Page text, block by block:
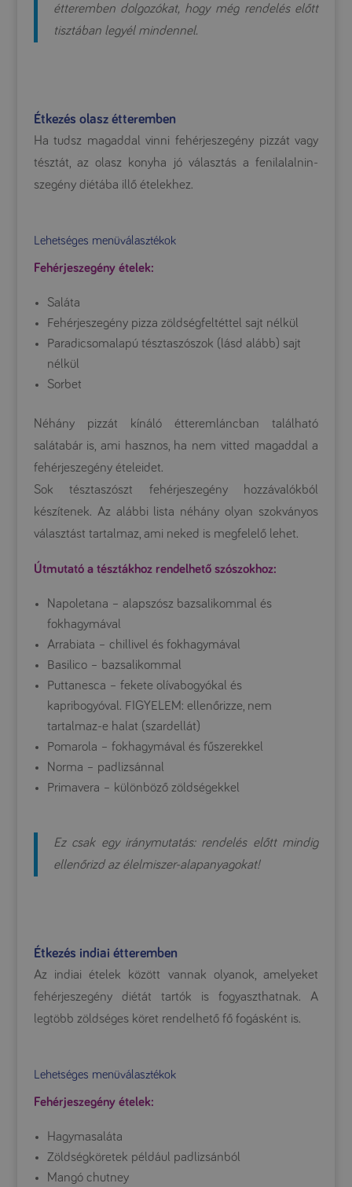
étteremben dolgozókat, hogy még rendelés előtt
tisztában legyél mindennel.
Étkezés olasz étteremben
Ha tudsz magaddal vinni fehérjeszegény pizzát vagy
tésztát, az olasz konyha jó választás a fenilalalnin-
szegény diétába illő ételekhez.
Lehetséges menüválasztékok
Fehérjeszegény ételek:
Saláta
Fehérjeszegény pizza zöldségfeltéttel sajt nélkül
Paradicsomalapú tésztaszószok (lásd alább) sajt
nélkül
Sorbet
Néhány pizzát kínáló étteremláncban található
salátabár is, ami hasznos, ha nem vitted magaddal a
fehérjeszegény ételeidet.
Sok tésztaszószt fehérjeszegény hozzávalókból
készítenek. Az alábbi lista néhány olyan szokványos
választást tartalmaz, ami neked is megfelelő lehet.
Útmutató a tésztákhoz rendelhető szószokhoz:
Napoletana – alapszósz bazsalikommal és
fokhagymával
Arrabiata – chillivel és fokhagymával
Basilico – bazsalikommal
Puttanesca – fekete olívabogyókal és
kapribogyóval. FIGYELEM: ellenőrizze, nem
tartalmaz-e halat (szardellát)
Pomarola – fokhagymával és fűszerekkel
Norma – padlizsánnal
Primavera – különböző zöldségekkel
Ez csak egy iránymutatás: rendelés előtt mindig
ellenőrizd az élelmiszer-alapanyagokat!
Étkezés indiai étteremben
Az indiai ételek között vannak olyanok, amelyeket
fehérjeszegény diétát tartók is fogyaszthatnak. A
legtöbb zöldséges köret rendelhető fő fogásként is.
Lehetséges menüválasztékok
Fehérjeszegény ételek:
Hagymasaláta
Zöldségköretek például padlizsánból
Mangó chutney